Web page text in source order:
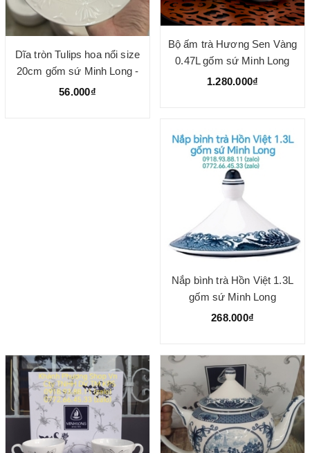
Dĩa tròn Tulips hoa nổi size
20cm gốm sứ Minh Long -
dĩa lòng sâu
56.000₫
Bộ ấm trà Hương Sen Vàng
0.47L gốm sứ Minh Long
1.280.000₫
Nắp bình trà Hồn Việt 1.3L
gốm sứ Minh Long
268.000₫